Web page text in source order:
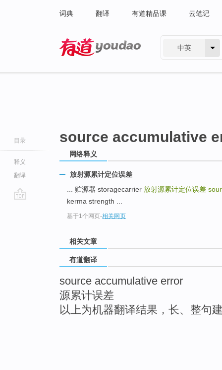
词典 翻译 有道精品课 云笔记
中英
目录
释义
翻译
source accumulative
网络释义
放射源累计定位误差
... 贮源器 storagecarrier 放射源累计定位误差
kerma strength ...
基于1个网页-相关网页
相关文章
有道翻译
source accumulative error
源累计误差
以上为机器翻译结果，长、整句